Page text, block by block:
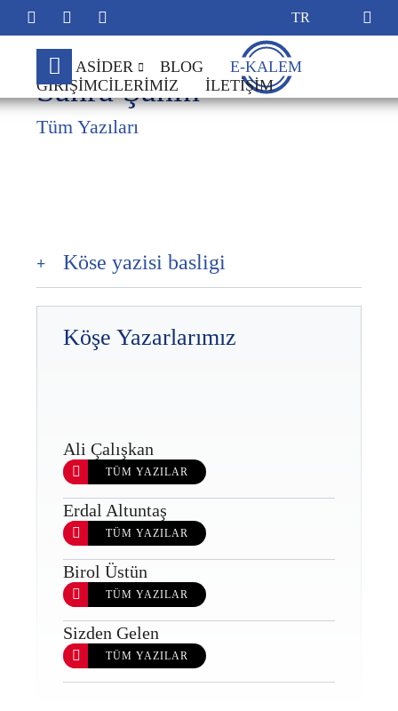
ASİDER
Hakkımızda
Yönetim Kurulu
Üye Kayıt Formu
BLOG
E-KALEM
GIRIŞIMCILERIMIZ
İLETIŞIM
Sahra Şahin
Tüm Yazıları
Köse yazisi basligi
Köşe Yazarlarımız
Ali Çalışkan
TÜM YAZILAR
Erdal Altuntaş
TÜM YAZILAR
Birol Üstün
TÜM YAZILAR
Sizden Gelen
TÜM YAZILAR